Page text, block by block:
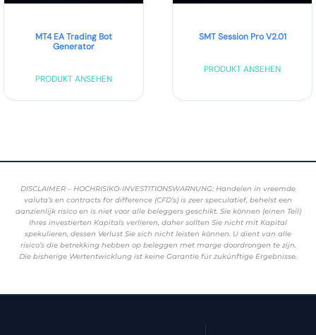
MT4 EA Trading Bot
Generator
PRODUKT ANSEHEN
SMT Session Pro V2.01
PRODUKT ANSEHEN
DISCLAIMER – HOCHRISIKO-INVESTITIONSWARNUNG: Handelen in vreemde
valuta’s en contracts for difference (CFD’s) is zeer speculatief, behelst een
aanzienlijk risico en is niet voor alle beleggers geschikt. Sie können (einen Teil)
Ihres investierten Kapitals verlieren, daher sollten Sie nicht mit Kapital
spekulieren, dessen Verlust Sie sich nicht leisten können. U dient van alle
risico’s die betrekking hebben op beleggen met marge doordrongen te zijn.
Die bisherige Wertentwicklung ist keine Garantie für zukünftige Ergebnisse.